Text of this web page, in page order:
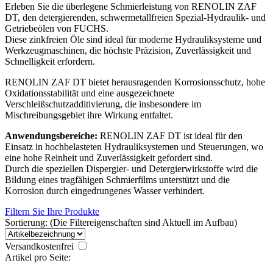
Erleben Sie die überlegene Schmierleistung von RENOLIN ZAF
DT, den detergierenden, schwermetallfreien Spezial-Hydraulik- und
Getriebeölen von FUCHS.
Diese zinkfreien Öle sind ideal für moderne Hydrauliksysteme und
Werkzeugmaschinen, die höchste Präzision, Zuverlässigkeit und
Schnelligkeit erfordern.
RENOLIN ZAF DT bietet herausragenden Korrosionsschutz, hohe
Oxidationsstabilität und eine ausgezeichnete
Verschleißschutzadditivierung, die insbesondere im
Mischreibungsgebiet ihre Wirkung entfaltet.
Anwendungsbereiche: RENOLIN ZAF DT ist ideal für den
Einsatz in hochbelasteten Hydrauliksystemen und Steuerungen, wo
eine hohe Reinheit und Zuverlässigkeit gefordert sind.
Durch die speziellen Dispergier- und Detergierwirkstoffe wird die
Bildung eines tragfähigen Schmierfilms unterstützt und die
Korrosion durch eingedrungenes Wasser verhindert.
Filtern Sie Ihre Produkte
Sortierung: (Die Filtereigenschaften sind Aktuell im Aufbau)
Versandkostenfrei
Artikel pro Seite: